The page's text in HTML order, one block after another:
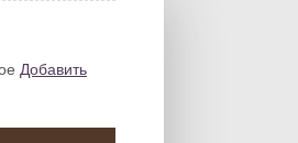
Добавить